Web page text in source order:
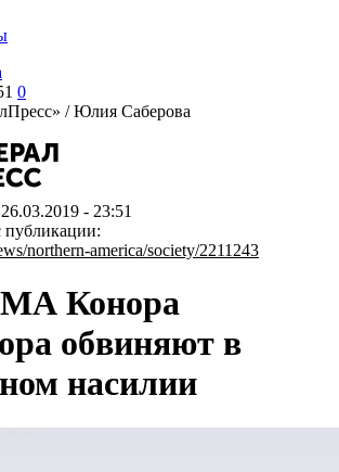
0
/Юлия Саберова
- 23:51
публикации:
northern-america/society/2211243
Конора
обвиняют в
насилии